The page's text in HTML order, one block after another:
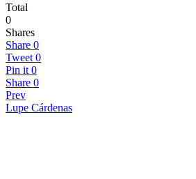
Total
0
Shares
Share 0
Tweet 0
Pin it 0
Share 0
Prev
Lupe Cárdenas